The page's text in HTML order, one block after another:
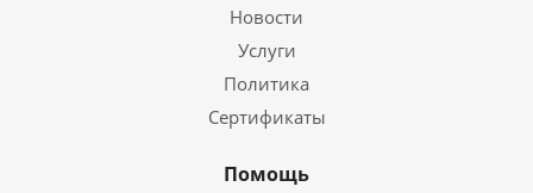
Новости
Услуги
Политика
Сертификаты
Помощь